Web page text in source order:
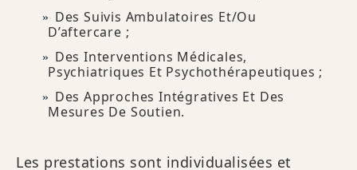
Des Suivis Ambulatoires Et/ou
D’aftercare ;
Des Interventions Médicales,
Psychiatriques Et Psychothérapeutiques ;
Des Approches Intégratives Et Des
Mesures De Soutien.
Les prestations sont individualisées et